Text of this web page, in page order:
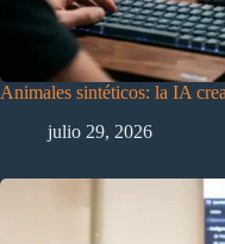
Animales sintéticos: la IA
julio 29, 2026